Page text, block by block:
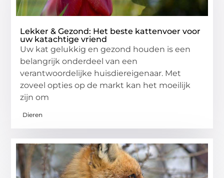
Lekker & Gezond: Het beste kattenvoer voor
uw katachtige vriend
Uw kat gelukkig en gezond houden is een
belangrijk onderdeel van een
verantwoordelijke huisdiereigenaar. Met
zoveel opties op de markt kan het moeilijk
zijn om
Dieren